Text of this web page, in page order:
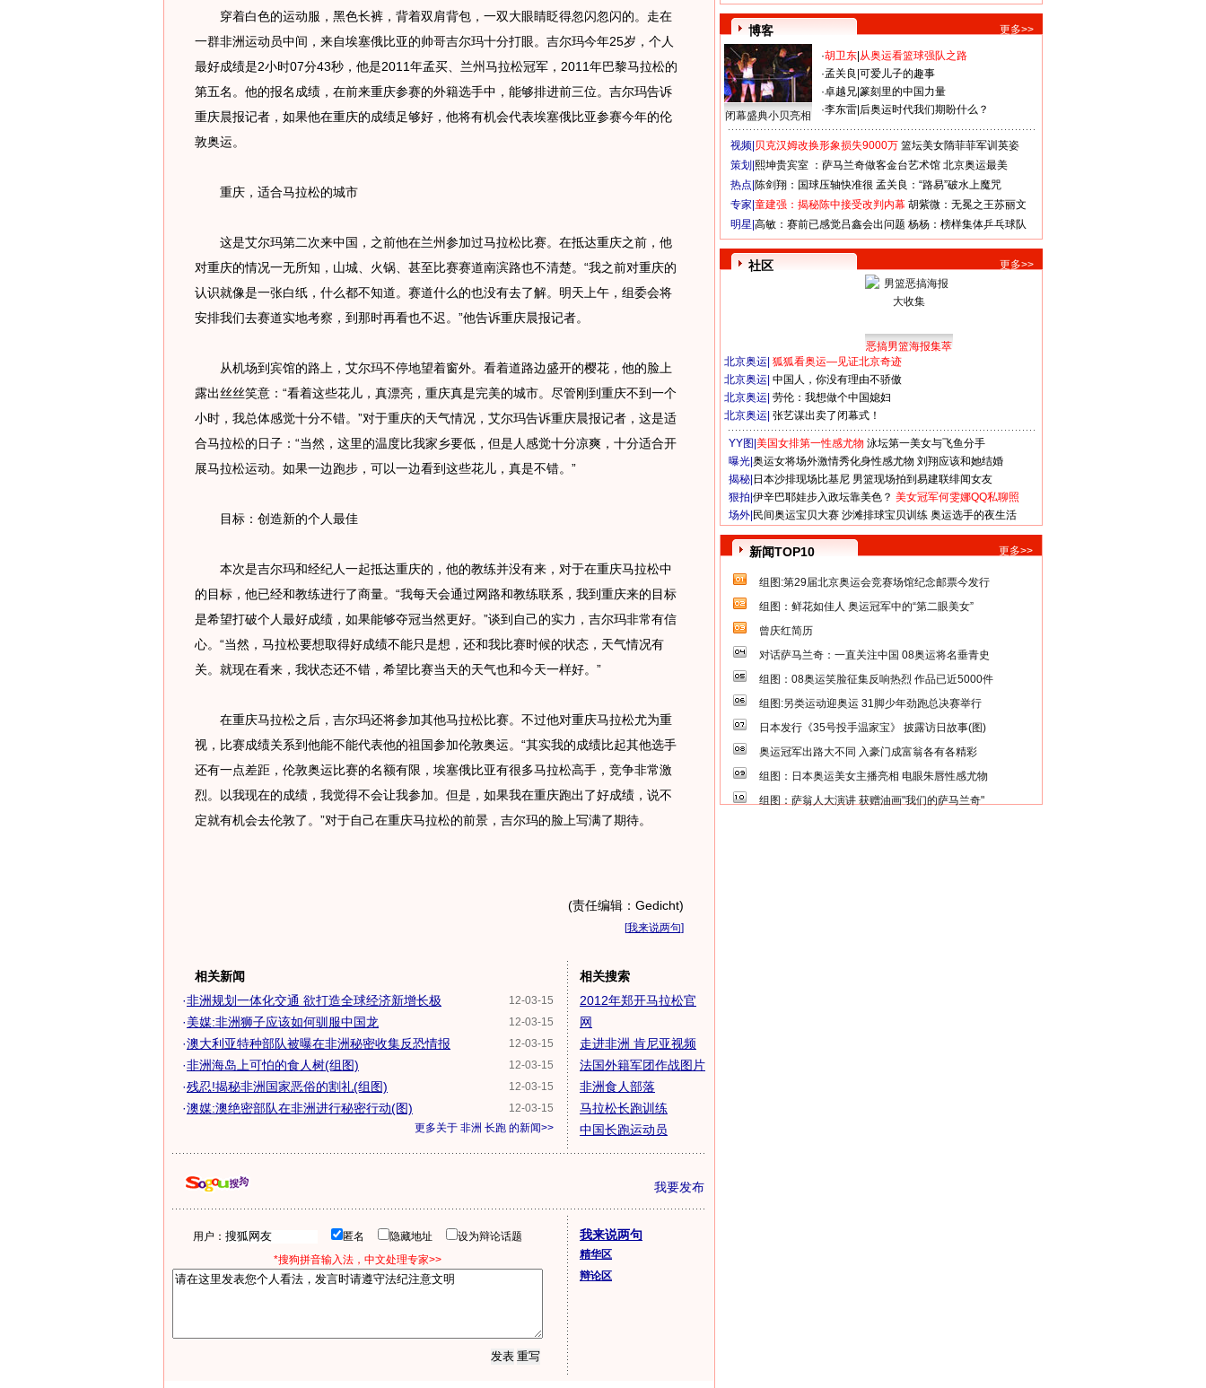
穿着白色的运动服，黑色长裤，背着双肩背包，一双大眼睛眨得忽闪忽闪的。走在
一群非洲运动员中间，来自埃塞俄比亚的帅哥吉尔玛十分打眼。吉尔玛今年25岁，个人
最好成绩是2小时07分43秒，他是2011年孟买、兰州马拉松冠军，2011年巴黎马拉松的
第五名。他的报名成绩，在前来重庆参赛的外籍选手中，能够排进前三位。吉尔玛告诉
重庆晨报记者，如果他在重庆的成绩足够好，他将有机会代表埃塞俄比亚参赛今年的伦
敦奥运。
重庆，适合马拉松的城市
这是艾尔玛第二次来中国，之前他在兰州参加过马拉松比赛。在抵达重庆之前，他
对重庆的情况一无所知，山城、火锅、甚至比赛赛道南滨路也不清楚。“我之前对重庆的
认识就像是一张白纸，什么都不知道。赛道什么的也没有去了解。明天上午，组委会将
安排我们去赛道实地考察，到那时再看也不迟。”他告诉重庆晨报记者。
从机场到宾馆的路上，艾尔玛不停地望着窗外。看着道路边盛开的樱花，他的脸上
露出丝丝笑意：“看着这些花儿，真漂亮，重庆真是完美的城市。尽管刚到重庆不到一个
小时，我总体感觉十分不错。”对于重庆的天气情况，艾尔玛告诉重庆晨报记者，这是适
合马拉松的日子：“当然，这里的温度比我家乡要低，但是人感觉十分凉爽，十分适合开
展马拉松运动。如果一边跑步，可以一边看到这些花儿，真是不错。”
目标：创造新的个人最佳
本次是吉尔玛和经纪人一起抵达重庆的，他的教练并没有来，对于在重庆马拉松中
的目标，他已经和教练进行了商量。“我每天会通过网路和教练联系，我到重庆来的目标
是希望打破个人最好成绩，如果能够夺冠当然更好。”谈到自己的实力，吉尔玛非常有信
心。“当然，马拉松要想取得好成绩不能只是想，还和我比赛时候的状态，天气情况有
关。就现在看来，我状态还不错，希望比赛当天的天气也和今天一样好。”
在重庆马拉松之后，吉尔玛还将参加其他马拉松比赛。不过他对重庆马拉松尤为重
视，比赛成绩关系到他能不能代表他的祖国参加伦敦奥运。“其实我的成绩比起其他选手
还有一点差距，伦敦奥运比赛的名额有限，埃塞俄比亚有很多马拉松高手，竞争非常激
烈。以我现在的成绩，我觉得不会让我参加。但是，如果我在重庆跑出了好成绩，说不
定就有机会去伦敦了。”对于自己在重庆马拉松的前景，吉尔玛的脸上写满了期待。
(责任编辑：Gedicht)
[我来说两句]
相关新闻
12-03-15
·非洲规划一体化交通 欲打造全球经济新增长极
12-03-15
·美媒:非洲狮子应该如何驯服中国龙
12-03-15
·澳大利亚特种部队被曝在非洲秘密收集反恐情报
12-03-15
·非洲海岛上可怕的食人树(组图)
12-03-15
·残忍!揭秘非洲国家恶俗的割礼(组图)
12-03-15
·澳媒:澳绝密部队在非洲进行秘密行动(图)
更多关于 非洲 长跑 的新闻>>
相关搜索
2012年郑开马拉松官
网
走进非洲 肯尼亚视频
法国外籍军团作战图片
非洲食人部落
马拉松长跑训练
中国长跑运动员
我要发布
用户： 匿名 隐藏地址
设为辩论话题
*搜狗拼音输入法，中文处理专家>>
我来说两句
精华区
辩论区
博客 更多>>
闭幕盛典小贝亮相
·胡卫东 从奥运看篮球强队之路
·孟关良 可爱儿子的趣事
·卓越兄 篆刻里的中国力量
·李东雷 后奥运时代我们期盼什么？
视频| 贝克汉姆改换形象损失9000万 篮坛美女隋菲菲军训英姿
策划| 熙坤贵宾室 ：萨马兰奇做客金台艺术馆 北京奥运最美
热点| 陈剑翔：国球压轴快准很 孟关良：“路易”破水上魔咒
专家| 童建强：揭秘陈中接受改判内幕 胡紫微：无冕之王苏丽文
明星| 高敏：赛前已感觉吕鑫会出问题 杨杨：榜样集体乒乓球队
社区 更多>>
恶搞男篮海报集萃
北京奥运 狐狐看奥运—见证北京奇迹
北京奥运 中国人，你没有理由不骄傲
北京奥运 劳伦：我想做个中国媳妇
北京奥运 张艺谋出卖了闭幕式！
YY图| 美国女排第一性感尤物 泳坛第一美女与飞鱼分手
曝光| 奥运女将场外激情秀化身性感尤物 刘翔应该和她结婚
揭秘| 日本沙排现场比基尼 男篮现场拍到易建联绯闻女友
狠拍| 伊辛巴耶娃步入政坛靠美色？ 美女冠军何雯娜QQ私聊照
场外| 民间奥运宝贝大赛 沙滩排球宝贝训练 奥运选手的夜生活
新闻TOP10 更多>>
组图:第29届北京奥运会竞赛场馆纪念邮票今发行
组图：鲜花如佳人 奥运冠军中的“第二眼美女”
曾庆红简历
对话萨马兰奇：一直关注中国 08奥运将名垂青史
组图：08奥运笑脸征集反响热烈 作品已近5000件
组图:另类运动迎奥运 31脚少年劲跑总决赛举行
日本发行《35号投手温家宝》 披露访日故事(图)
奥运冠军出路大不同 入豪门成富翁各有各精彩
组图：日本奥运美女主播亮相 电眼朱唇性感尤物
组图：萨翁人大演讲 获赠油画"我们的萨马兰奇"